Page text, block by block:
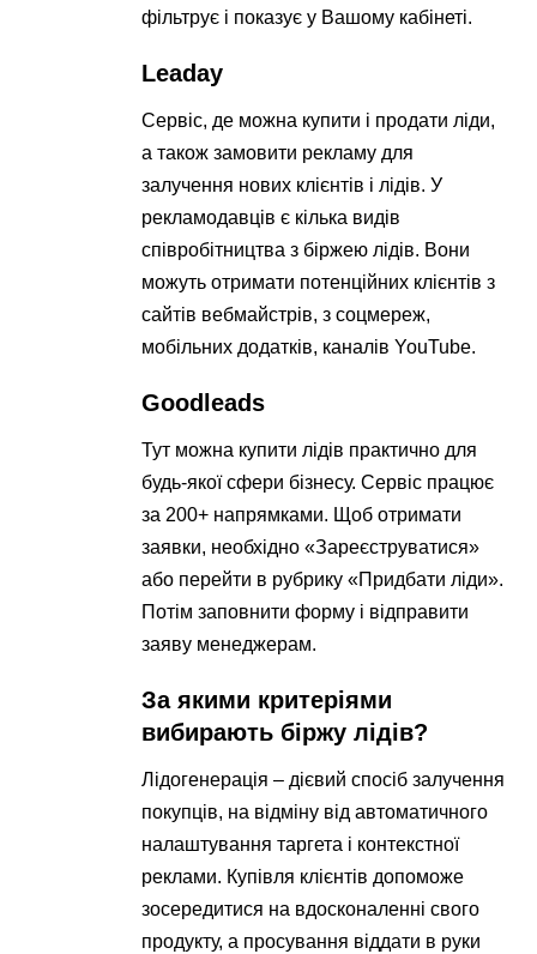
фільтрує і показує у Вашому кабінеті.
Leaday
Сервіс, де можна купити і продати ліди,
а також замовити рекламу для
залучення нових клієнтів і лідів. У
рекламодавців є кілька видів
співробітництва з біржею лідів. Вони
можуть отримати потенційних клієнтів з
сайтів вебмайстрів, з соцмереж,
мобільних додатків, каналів YouTube.
Goodleads
Тут можна купити лідів практично для
будь-якої сфери бізнесу. Сервіс працює
за 200+ напрямками. Щоб отримати
заявки, необхідно «Зареєструватися»
або перейти в рубрику «Придбати ліди».
Потім заповнити форму і відправити
заяву менеджерам.
За якими критеріями
вибирають біржу лідів?
Лідогенерація – дієвий спосіб залучення
покупців, на відміну від автоматичного
налаштування таргета і контекстної
реклами. Купівля клієнтів допоможе
зосередитися на вдосконаленні свого
продукту, а просування віддати в руки